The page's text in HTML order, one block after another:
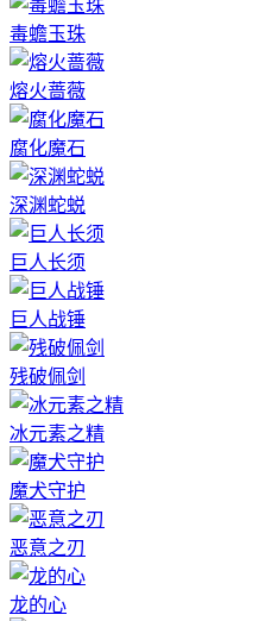
毒蟾玉珠
熔火蔷薇
腐化魔石
深渊蛇蜕
巨人长须
巨人战锤
残破佩剑
冰元素之精
魔犬守护
恶意之刃
龙的心